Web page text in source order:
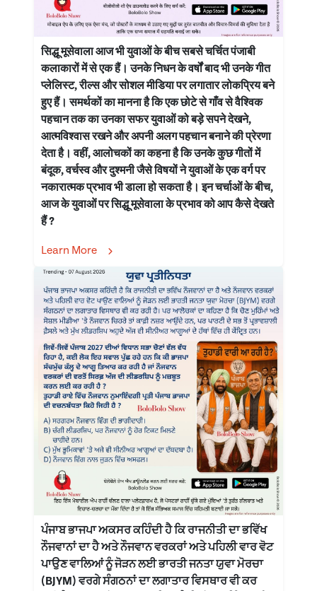
सिद्धू मूसेवाला आज भी युवाओं के बीच सबसे चर्चित पंजाबी
कलाकारों में से एक हैं। उनके निधन के वर्षों बाद भी उनके गीत
प्लेलिस्ट, रील्स और सोशल मीडिया पर लगातार लोकप्रिय बने
हुए हैं। समर्थकों का मानना है कि एक छोटे से गाँव से वैश्विक
पहचान तक का उनका सफर युवाओं को बड़े सपने देखने,
आत्मविश्वास रखने और अपनी अलग पहचान बनाने की प्रेरणा
देता है। वहीं, आलोचकों का कहना है कि उनके कुछ गीतों में
बंदूक, वर्चस्व और दुश्मनी जैसे विषयों ने युवाओं के एक वर्ग पर
नकारात्मक प्रभाव भी डाला हो सकता है। इन चर्चाओं के बीच,
आज के युवाओं पर सिद्धू मूसेवाला के प्रभाव को आप कैसे देखते
हैं ?
Learn More
ਪੰਜਾਬ ਭਾਜਪਾ ਅਕਸਰ ਕਹਿੰਦੀ ਹੈ ਕਿ ਰਾਜਨੀਤੀ ਦਾ ਭਵਿੱਖ
ਨੌਜਵਾਨਾਂ ਦਾ ਹੈ ਅਤੇ ਨੌਜਵਾਨ ਵਰਕਰਾਂ ਅਤੇ ਪਹਿਲੀ ਵਾਰ ਵੋਟ
ਪਾਉਣ ਵਾਲਿਆਂ ਨੂੰ ਜੋੜਨ ਲਈ ਭਾਰਤੀ ਜਨਤਾ ਯੁਵਾ ਮੋਰਚਾ
(BJYM) ਵਰਗੇ ਸੰਗਠਨਾਂ ਦਾ ਲਗਾਤਾਰ ਵਿਸਥਾਰ ਵੀ ਕਰ